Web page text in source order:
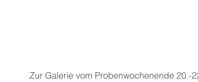
Zur Galerie vom Probenwochenende